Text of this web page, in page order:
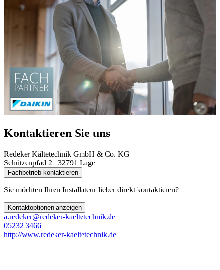
Kontaktieren Sie uns
Redeker Kältetechnik GmbH & Co. KG
Schützenpfad 2 , 32791 Lage
Fachbetrieb kontaktieren
Sie möchten Ihren Installateur lieber direkt kontaktieren?
Kontaktoptionen anzeigen
a.redeker@redeker-kaeltetechnik.de
05232 3466
http://www.redeker-kaeltetechnik.de